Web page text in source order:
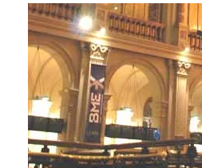
España
05/08/2026
Seguros de convenio
descubren cuando ya
ReseÃ±a de SIFX: Lo
Operar
29/06/2026
Crear empresa online
29/05/2026
CÃ³mo afrontar una
26/05/2026